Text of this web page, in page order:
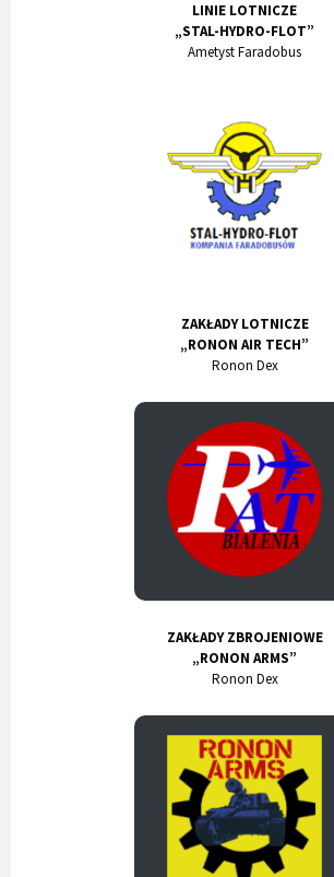
LINIE LOTNICZE
„STAL-HYDRO-FLOT”
Ametyst Faradobus
ZAKŁADY LOTNICZE
„RONON AIR TECH”
Ronon Dex
ZAKŁADY ZBROJENIOWE
„RONON ARMS”
Ronon Dex